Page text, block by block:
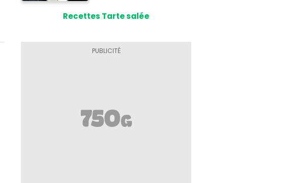
Recettes Tarte salée